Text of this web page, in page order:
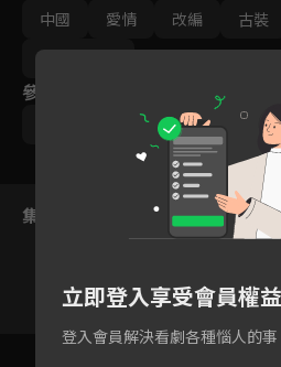
中國
愛情 改編 古裝
參與演員
劉亦菲 王洛勇
集數列表
18 19 20
立即登入享受會員權益
登入會員解決看劇各種惱人的